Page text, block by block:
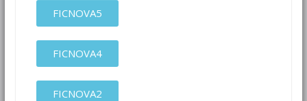
FICNOVA5
FICNOVA4
FICNOVA2